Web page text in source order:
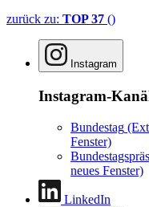
zurück zu: TOP 37 ()
Instagram
Instagram-
Bundestag
Fenster)
neues Fenster)
LinkedIn